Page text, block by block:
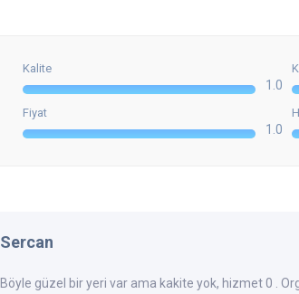
Kalite
1.0
Fiyat
1.0
Sercan
Böyle güzel bir yeri var ama kakite yok, hizmet 0 .